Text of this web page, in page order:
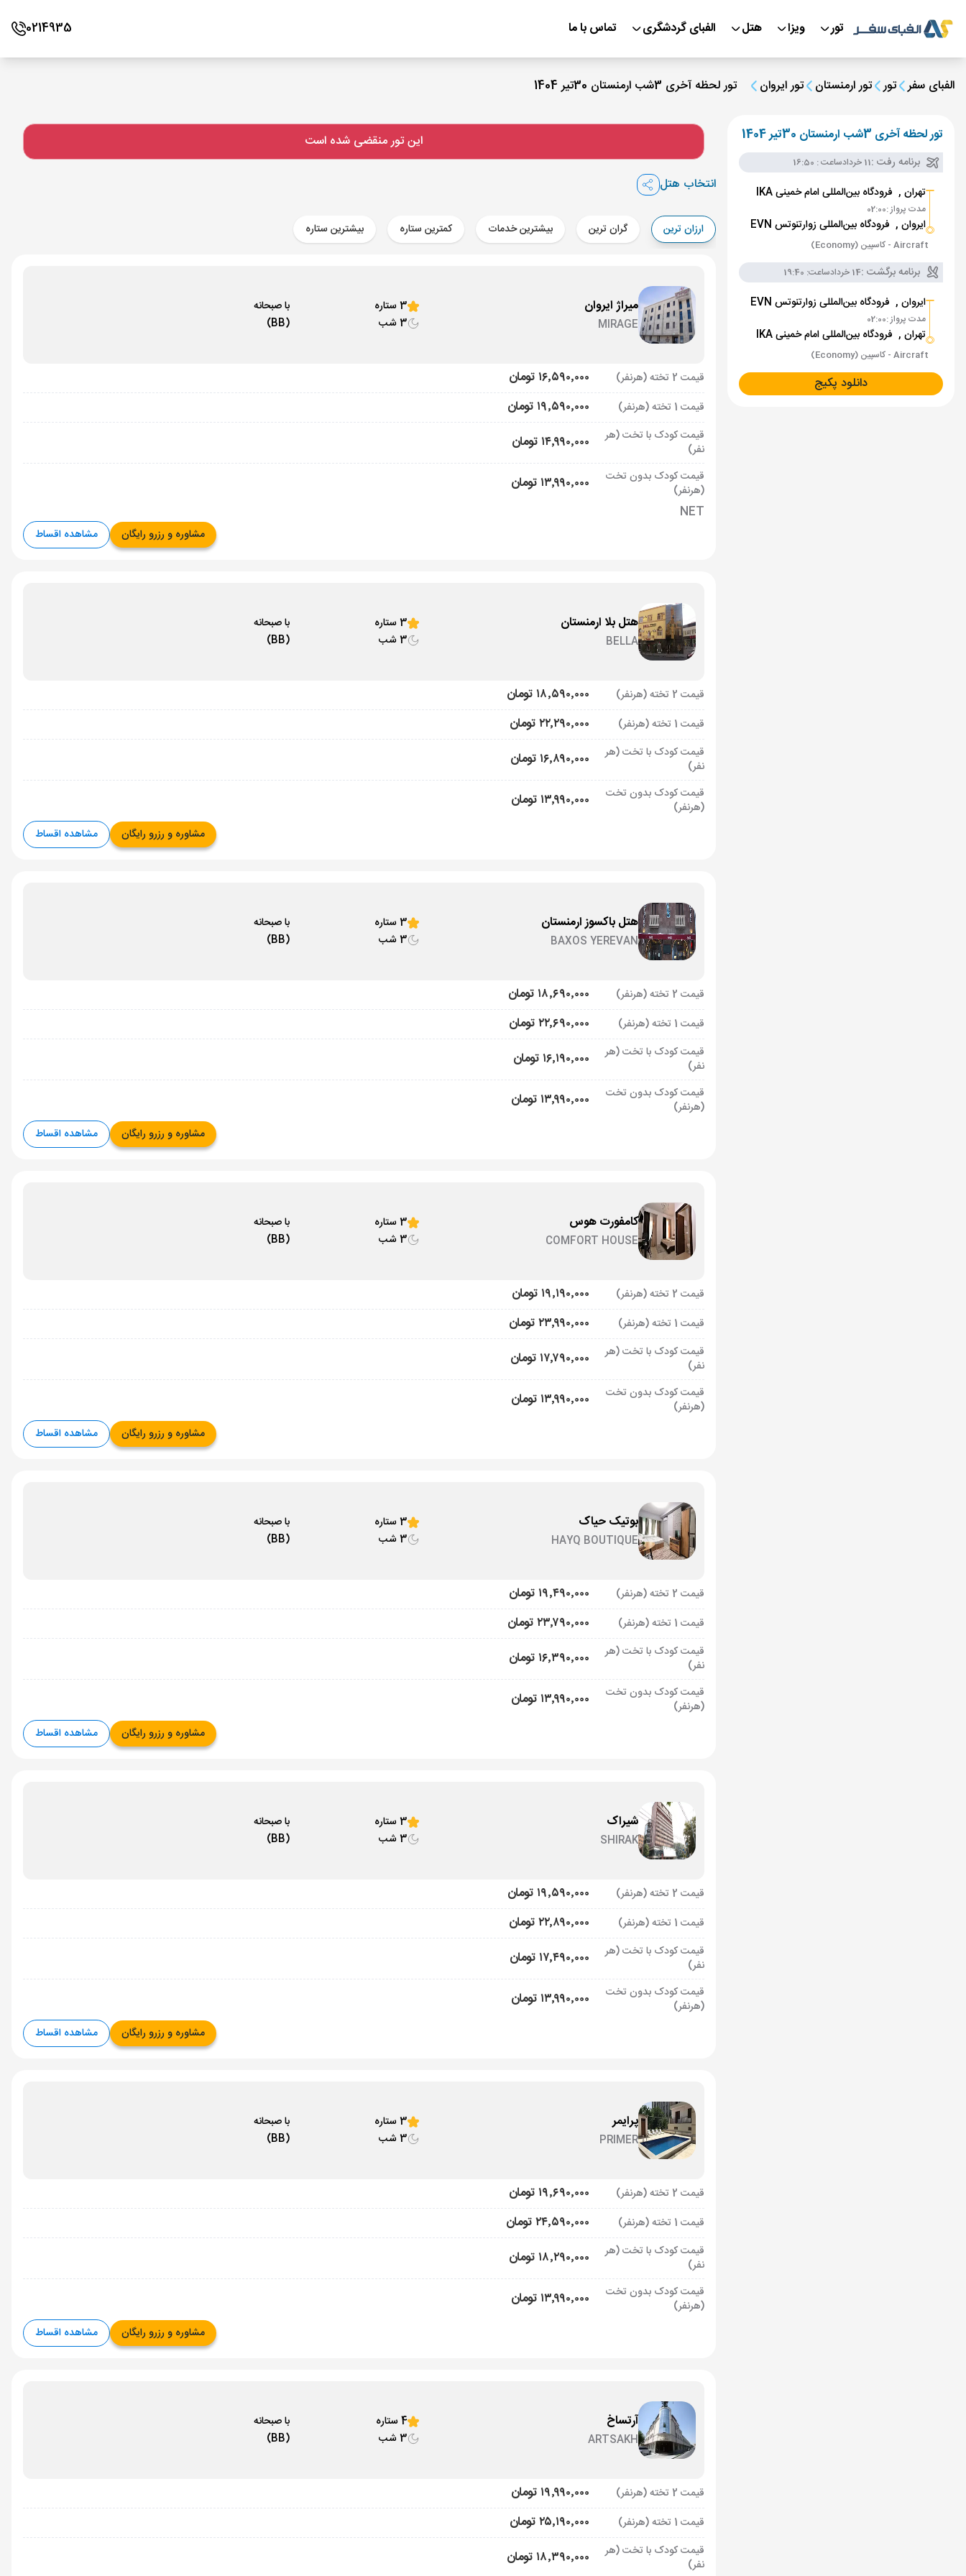
تور ویزا هتل الفبای گردشگری تماس با ما 0214935
الفبای سفر تور تور ارمنستان تور ایروان تور لحظه آخری 3شب ارمنستان 30تیر 1404
تور لحظه آخری 3شب ارمنستان 30تیر 1404
برنامه رفت :11 خرداد ساعت : 16:50
تهران , فرودگاه بین‌المللی امام خمینی IKA
مدت پرواز :02:00
ایروان , فرودگاه بین‌المللی زوارتنوتس EVN
Aircraft - کاسپین (Economy)
برنامه برگشت :14 خرداد ساعت: 19:40
ایروان , فرودگاه بین‌المللی زوارتنوتس EVN
مدت پرواز :02:00
تهران , فرودگاه بین‌المللی امام خمینی IKA
Aircraft - کاسپین (Economy)
دانلود پکیج
این تور منقضی شده است
انتخاب هتل
ارزان ترین گران ترین بیشترین خدمات کمترین ستاره بیشترین ستاره
میراژ ایروان
MIRAGE
3 ستاره
3 شب
با صبحانه
(BB)
قیمت 2 تخته (هرنفر) ۱۶٬۵۹۰٬۰۰۰ تومان
قیمت 1 تخته (هرنفر) ۱۹٬۵۹۰٬۰۰۰ تومان
قیمت کودک با تخت (هر
نفر)
۱۴٬۹۹۰٬۰۰۰ تومان
قیمت کودک بدون تخت
(هرنفر)
۱۳٬۹۹۰٬۰۰۰ تومان
NET
مشاوره و رزرو رایگان مشاهده اقساط
هتل بلا ارمنستان
BELLA
3 ستاره
3 شب
با صبحانه
(BB)
قیمت 2 تخته (هرنفر) ۱۸٬۵۹۰٬۰۰۰ تومان
قیمت 1 تخته (هرنفر) ۲۲٬۲۹۰٬۰۰۰ تومان
قیمت کودک با تخت (هر
نفر)
۱۶٬۸۹۰٬۰۰۰ تومان
قیمت کودک بدون تخت
(هرنفر)
۱۳٬۹۹۰٬۰۰۰ تومان
مشاوره و رزرو رایگان مشاهده اقساط
هتل باکسوز ارمنستان
BAXOS YEREVAN
3 ستاره
3 شب
با صبحانه
(BB)
قیمت 2 تخته (هرنفر) ۱۸٬۶۹۰٬۰۰۰ تومان
قیمت 1 تخته (هرنفر) ۲۲٬۶۹۰٬۰۰۰ تومان
قیمت کودک با تخت (هر
نفر)
۱۶٬۱۹۰٬۰۰۰ تومان
قیمت کودک بدون تخت
(هرنفر)
۱۳٬۹۹۰٬۰۰۰ تومان
مشاوره و رزرو رایگان مشاهده اقساط
کامفورت هوس
COMFORT HOUSE
3 ستاره
3 شب
با صبحانه
(BB)
قیمت 2 تخته (هرنفر) ۱۹٬۱۹۰٬۰۰۰ تومان
قیمت 1 تخته (هرنفر) ۲۳٬۹۹۰٬۰۰۰ تومان
قیمت کودک با تخت (هر
نفر)
۱۷٬۷۹۰٬۰۰۰ تومان
قیمت کودک بدون تخت
(هرنفر)
۱۳٬۹۹۰٬۰۰۰ تومان
مشاوره و رزرو رایگان مشاهده اقساط
بوتیک حیاک
HAYQ BOUTIQUE
3 ستاره
3 شب
با صبحانه
(BB)
قیمت 2 تخته (هرنفر) ۱۹٬۴۹۰٬۰۰۰ تومان
قیمت 1 تخته (هرنفر) ۲۳٬۷۹۰٬۰۰۰ تومان
قیمت کودک با تخت (هر
نفر)
۱۶٬۳۹۰٬۰۰۰ تومان
قیمت کودک بدون تخت
(هرنفر)
۱۳٬۹۹۰٬۰۰۰ تومان
مشاوره و رزرو رایگان مشاهده اقساط
شیراک
SHIRAK
3 ستاره
3 شب
با صبحانه
(BB)
قیمت 2 تخته (هرنفر) ۱۹٬۵۹۰٬۰۰۰ تومان
قیمت 1 تخته (هرنفر) ۲۲٬۸۹۰٬۰۰۰ تومان
قیمت کودک با تخت (هر
نفر)
۱۷٬۴۹۰٬۰۰۰ تومان
قیمت کودک بدون تخت
(هرنفر)
۱۳٬۹۹۰٬۰۰۰ تومان
مشاوره و رزرو رایگان مشاهده اقساط
پرایمر
PRIMER
3 ستاره
3 شب
با صبحانه
(BB)
قیمت 2 تخته (هرنفر) ۱۹٬۶۹۰٬۰۰۰ تومان
قیمت 1 تخته (هرنفر) ۲۴٬۵۹۰٬۰۰۰ تومان
قیمت کودک با تخت (هر
نفر)
۱۸٬۲۹۰٬۰۰۰ تومان
قیمت کودک بدون تخت
(هرنفر)
۱۳٬۹۹۰٬۰۰۰ تومان
مشاوره و رزرو رایگان مشاهده اقساط
آرتساخ
ARTSAKH
4 ستاره
3 شب
با صبحانه
(BB)
قیمت 2 تخته (هرنفر) ۱۹٬۹۹۰٬۰۰۰ تومان
قیمت 1 تخته (هرنفر) ۲۵٬۱۹۰٬۰۰۰ تومان
قیمت کودک با تخت (هر
نفر)
۱۸٬۳۹۰٬۰۰۰ تومان